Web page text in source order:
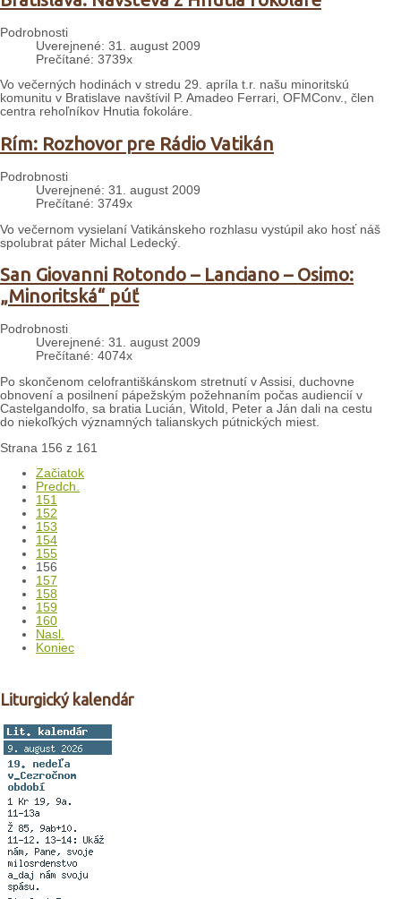
Podrobnosti
Uverejnené: 31. august 2009
Prečítané: 3739x
Vo večerných hodinách v stredu 29. apríla t.r. našu minoritskú
komunitu v Bratislave navštívil P. Amadeo Ferrari, OFMConv., člen
centra rehoľníkov Hnutia fokoláre.
Rím: Rozhovor pre Rádio Vatikán
Podrobnosti
Uverejnené: 31. august 2009
Prečítané: 3749x
Vo večernom vysielaní Vatikánskeho rozhlasu vystúpil ako hosť náš
spolubrat páter Michal Ledecký.
San Giovanni Rotondo – Lanciano – Osimo:
„Minoritská“ púť
Podrobnosti
Uverejnené: 31. august 2009
Prečítané: 4074x
Po skončenom celofrantiškánskom stretnutí v Assisi, duchovne
obnovení a posilnení pápežským požehnaním počas audiencií v
Castelgandolfo, sa bratia Lucián, Witold, Peter a Ján dali na cestu
do niekoľkých významných talianskych pútnických miest.
Strana 156 z 161
Začiatok
Predch.
151
152
153
154
155
156
157
158
159
160
Nasl.
Koniec
Liturgický kalendár